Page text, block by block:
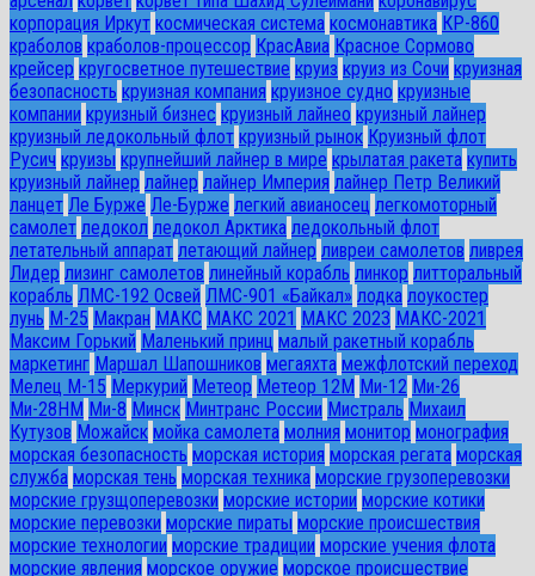
корпорация Иркут космическая система космонавтика КР-860
краболов краболов-процессор КрасАвиа Красное Сормово
крейсер кругосветное путешествие круиз круиз из Сочи круизная
безопасность круизная компания круизное судно круизные
компании круизный бизнес круизный лайнео круизный лайнер
круизный ледокольный флот круизный рынок Круизный флот
Русич круизы крупнейший лайнер в мире крылатая ракета купить
круизный лайнер лайнер лайнер Империя лайнер Петр Великий
ланцет Ле Бурже Ле-Бурже легкий авианосец легкомоторный
самолет ледокол ледокол Арктика ледокольный флот
летательный аппарат летающий лайнер ливреи самолетов ливрея
Лидер лизинг самолетов линейный корабль линкор литторальный
корабль ЛМС-192 Освей ЛМС-901 «Байкал» лодка лоукостер
лунь М-25 Макран МАКС МАКС 2021 МАКС 2023 МАКС-2021
Максим Горький Маленький принц малый ракетный корабль
маркетинг Маршал Шапошников мегаяхта межфлотский переход
Мелец М-15 Меркурий Метеор Метеор 12М Ми-12 Ми-26
Ми-28HM Ми-8 Минск Минтранс России Мистраль Михаил
Кутузов Можайск мойка самолета молния монитор монография
морская безопасность морская история морская регата морская
служба морская тень морская техника морские грузоперевозки
морские грузщоперевозки морские истории морские котики
морские перевозки морские пираты морские происшествия
морские технологии морские традиции морские учения флота
морские явления морское оружие морское происшествие